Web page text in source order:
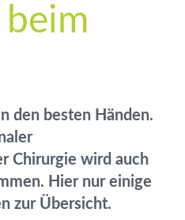
den besten Händen.
Chirurgie wird auch
Hier nur einige
zur Übersicht.